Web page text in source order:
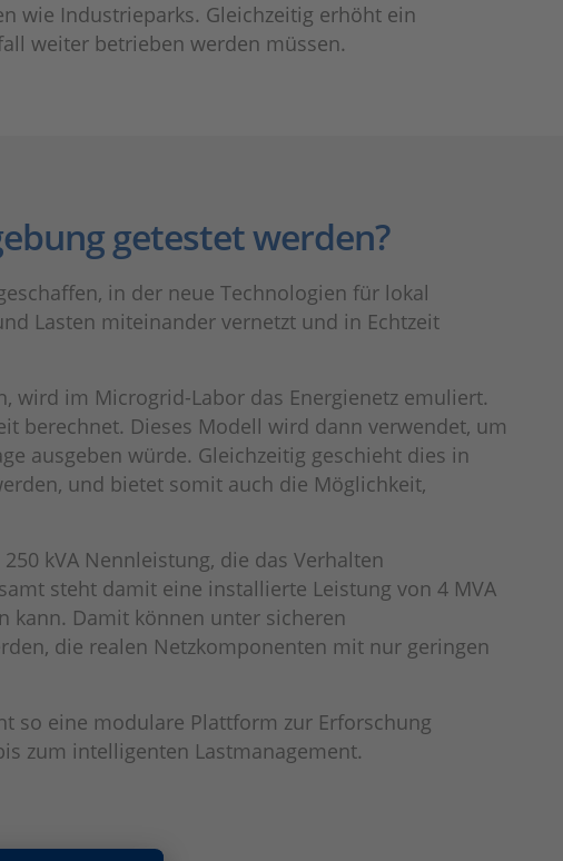
wie Industrieparks. Gleichzeitig erhöht ein
weiter betrieben werden müssen.
getestet werden?
in der neue Technologien für lokal
Lasten miteinander vernetzt und in Echtzeit
wird im Microgrid-Labor das Energienetz emuliert.
berechnet. Dieses Modell wird dann verwendet, um
ausgeben würde. Gleichzeitig geschieht dies in
und bietet somit auch die Möglichkeit,
kVA Nennleistung, die das Verhalten
steht damit eine installierte Leistung von 4 MVA
kann. Damit können unter sicheren
die realen Netzkomponenten mit nur geringen
so eine modulare Plattform zur Erforschung
zum intelligenten Lastmanagement.